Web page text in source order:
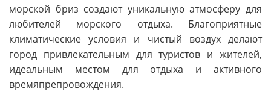
морской бриз создают уникальную атмосферу для
любителей морского отдыха. Благоприятные
климатические условия и чистый воздух делают
город привлекательным для туристов и жителей,
идеальным местом для отдыха и активного
времяпрепровождения.